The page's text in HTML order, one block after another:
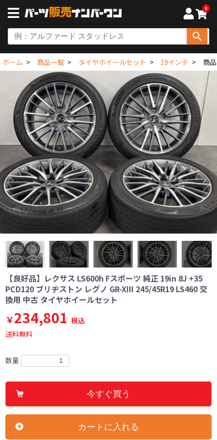
0
ホーム 商品一覧 タイヤホイールセット 19インチ 商
【良好品】レクサス LS600h Fスポーツ 純正 19in 8J +35
PCD120 ブリヂストン レグノ GR-XIII 245/45R19 LS460 交
換用 中古 タイヤホイールセット
￥234,801 税込
送料無料
数量
今すぐ買う
カートに入れる